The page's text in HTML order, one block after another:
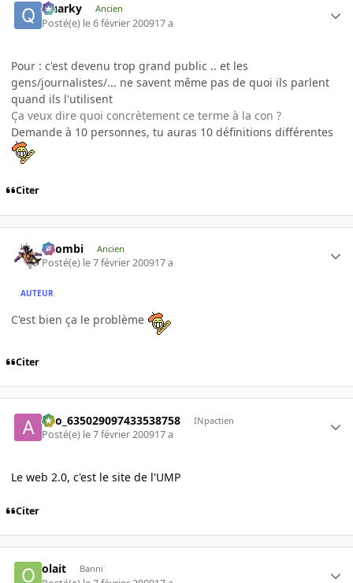
Quarky Ancien
Posté(e) le 6 février 200917 a
Pour : c'est devenu trop grand public .. et les
gens/journalistes/... ne savent même pas de quoi ils parlent
quand ils l'utilisent
Ça veux dire quoi concrètement ce terme à la con ?
Demande à 10 personnes, tu auras 10 définitions différentes
Citer
XZombi Ancien
Posté(e) le 7 février 200917 a
AUTEUR
C'est bien ça le problème
Citer
ano_635029097433538758 INpactien
Posté(e) le 7 février 200917 a
Le web 2.0, c'est le site de l'UMP
Citer
olait Banni